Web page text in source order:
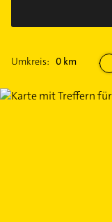
Umkreis: 0 km